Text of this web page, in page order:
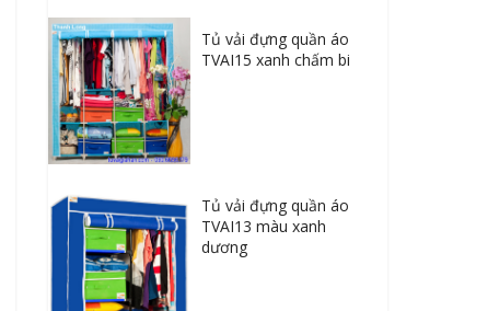
Tủ vải đựng quần áo
TVAI15 xanh chấm bi
Tủ vải đựng quần áo
TVAI13 màu xanh
dương